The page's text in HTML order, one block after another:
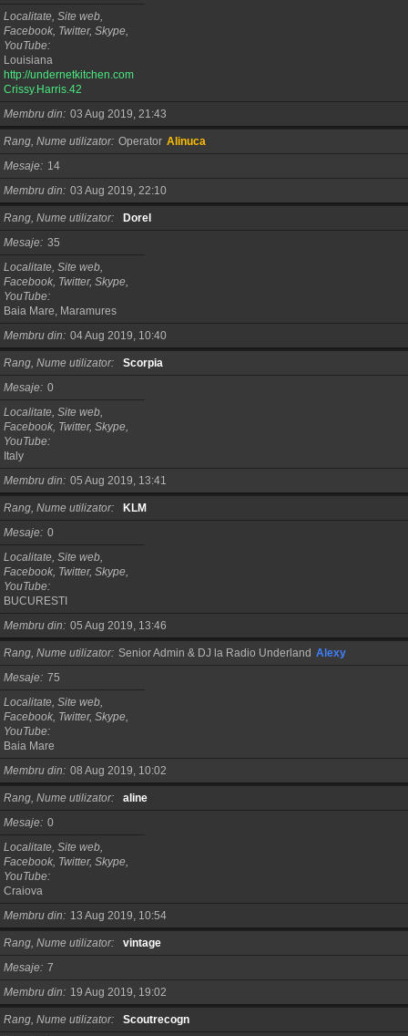
Localitate, Site web,
Facebook, Twitter, Skype,
YouTube
Louisiana
http://undernetkitchen.com
Crissy.Harris.42
Membru din
03 Aug 2019, 21:43
Rang, Nume utilizator Operator Alinuca
Mesaje
14
Membru din
03 Aug 2019, 22:10
Rang, Nume utilizator
Dorel
Mesaje 35
Localitate, Site web,
Facebook, Twitter, Skype,
YouTube
Baia Mare, Maramures
Membru din
04 Aug 2019, 10:40
Rang, Nume utilizator
Scorpia
Mesaje 0
Localitate, Site web,
Facebook, Twitter, Skype,
YouTube
Italy
Membru din
05 Aug 2019, 13:41
Rang, Nume utilizator
KLM
Mesaje 0
Localitate, Site web,
Facebook, Twitter, Skype,
YouTube
BUCURESTI
Membru din
05 Aug 2019, 13:46
Rang, Nume utilizator Senior Admin & DJ la Radio Underland Alexy
Mesaje 75
Localitate, Site web,
Facebook, Twitter, Skype,
YouTube
Baia Mare
Membru din
08 Aug 2019, 10:02
Rang, Nume utilizator
aline
Mesaje 0
Localitate, Site web,
Facebook, Twitter, Skype,
YouTube
Craiova
Membru din
13 Aug 2019, 10:54
Rang, Nume utilizator
vintage
Mesaje 7
Membru din
19 Aug 2019, 19:02
Rang, Nume utilizator
Scoutrecogn